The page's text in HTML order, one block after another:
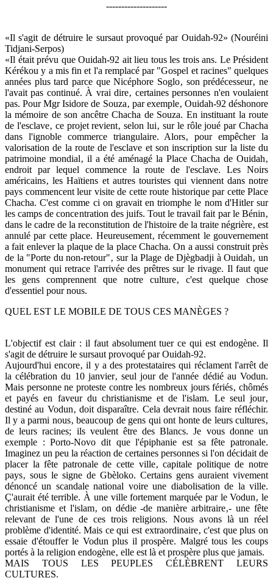
--------------------
«Il s'agit de détruire le sursaut provoqué par Ouidah-92» (Nouréini
Tidjani-Serpos)
«Il était prévu que Ouidah-92 ait lieu tous les trois ans. Le Président
Kérékou y a mis fin et l'a remplacé par "Gospel et racines" quelques
années plus tard parce que Nicéphore Soglo‚ son prédécesseur‚ ne
l'avait pas continué. À vrai dire‚ certaines personnes n'en voulaient
pas. Pour Mgr Isidore de Souza‚ par exemple‚ Ouidah-92 déshonore
la mémoire de son ancêtre Chacha de Souza. En instituant la route
de l'esclave‚ ce projet revient‚ selon lui‚ sur le rôle joué par Chacha
dans l'ignoble commerce triangulaire. Alors‚ pour empêcher la
valorisation de la route de l'esclave et son inscription sur la liste du
patrimoine mondial‚ il a été aménagé la Place Chacha de Ouidah‚
endroit par lequel commence la route de l'esclave. Les Noirs
américains‚ les Haïtiens et autres touristes qui viennent dans notre
pays commencent leur visite de cette route historique par cette Place
Chacha. C'est comme ci on gravait en triomphe le nom d'Hitler sur
les camps de concentration des juifs. Tout le travail fait par le Bénin‚
dans le cadre de la reconstitution de l'histoire de la traite négrière‚ est
annulé par cette place. Heureusement‚ récemment le gouvernement
a fait enlever la plaque de la place Chacha. On a aussi construit près
de la "Porte du non-retour"‚ sur la Plage de Djègbadji à Ouidah‚ un
monument qui retrace l'arrivée des prêtres sur le rivage. Il faut que
les gens comprennent que notre culture‚ c'est quelque chose
d'essentiel pour nous.
QUEL EST LE MOBILE DE TOUS CES MANÈGES ?
L'objectif est clair : il faut absolument tuer ce qui est endogène. Il
s'agit de détruire le sursaut provoqué par Ouidah-92.
Aujourd'hui encore‚ il y a des protestataires qui réclament l'arrêt de
la célébration du 10 janvier‚ seul jour de l'année dédié au Vodun.
Mais personne ne proteste contre les nombreux jours fériés‚ chômés
et payés en faveur du christianisme et de l'islam. Le seul jour‚
destiné au Vodun‚ doit disparaître. Cela devrait nous faire réfléchir.
Il y a parmi nous‚ beaucoup de gens qui ont honte de leurs cultures‚
de leurs racines; ils veulent être des Blancs. Je vous donne un
exemple : Porto-Novo dit que l'épiphanie est sa fête patronale.
Imaginez un peu la réaction de certaines personnes si l'on décidait de
placer la fête patronale de cette ville‚ capitale politique de notre
pays‚ sous le signe de Gbèloko. Certains gens auraient vivement
dénoncé un scandale national voire une diabolisation de la ville.
Ç'aurait été terrible. À une ville fortement marquée par le Vodun‚ le
christianisme et l'islam‚ on dédie -de manière arbitraire‚- une fête
relevant de l'une de ces trois religions. Nous avons là un réel
problème d'identité. Mais ce qui est extraordinaire‚ c'est que plus on
essaie d'étouffer le Vodun plus il prospère. Malgré tous les coups
portés à la religion endogène‚ elle est là et prospère plus que jamais.
MAIS TOUS LES PEUPLES CÉLÈBRENT LEURS
CULTURES.